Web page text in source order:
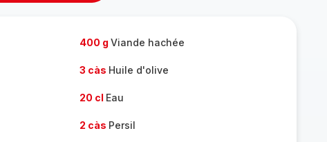
400 g Viande hachée
3 càs Huile d'olive
20 cl Eau
2 càs Persil